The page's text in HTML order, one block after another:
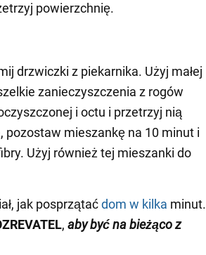
powierzchnię.
drzwiczki z piekarnika. Użyj małej
zanieczyszczenia z rogów
i octu i przetrzyj nią
pozostaw mieszankę na 10 minut i
Użyj również tej mieszanki do
jak posprzątaćdom w kilka minut.
, aby być na bieżąco z